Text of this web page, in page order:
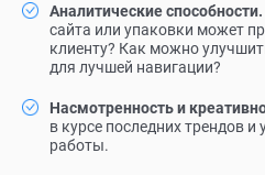
Аналитические способности.
сайта или упаковки может
клиенту? Как можно
для лучшей навигации?
Насмотренность и
в курсе последних трендов и
работы.